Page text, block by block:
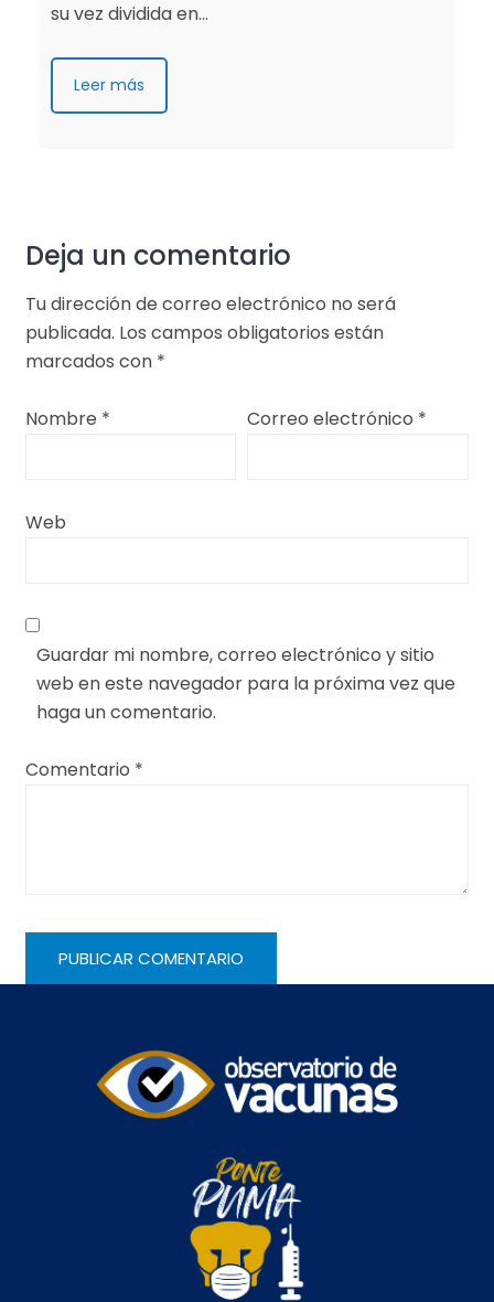
su vez dividida en…
Leer más
Deja un comentario
Tu dirección de correo electrónico no será
publicada. Los campos obligatorios están
marcados con *
Nombre * Correo electrónico *
Web
Guardar mi nombre, correo electrónico y sitio
web en este navegador para la próxima vez que
haga un comentario.
Comentario *